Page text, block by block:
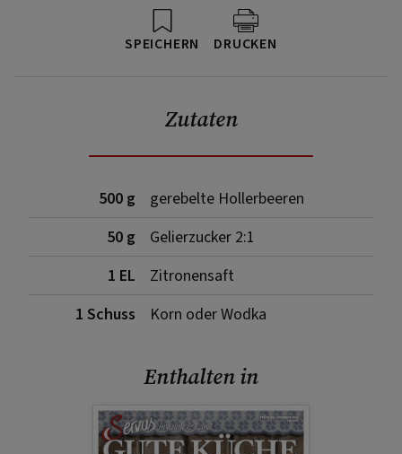
SPEICHERN DRUCKEN
Zutaten
500 g
gerebelte Hollerbeeren
50 g
Gelierzucker 2:1
1 EL
Zitronensaft
1 Schuss
Korn oder Wodka
Enthalten in